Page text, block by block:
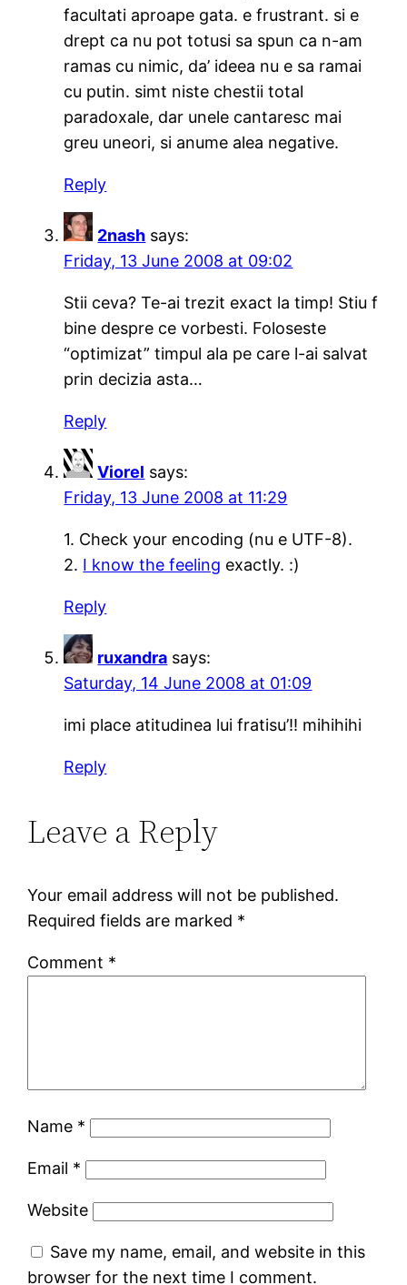
facultati aproape gata. e frustrant. si e
drept ca nu pot totusi sa spun ca n-am
ramas cu nimic, da’ ideea nu e sa ramai
cu putin. simt niste chestii total
paradoxale, dar unele cantaresc mai
greu uneori, si anume alea negative.
Reply
2nash says:
Friday, 13 June 2008 at 09:02
Stii ceva? Te-ai trezit exact la timp! Stiu f
bine despre ce vorbesti. Foloseste
“optimizat” timpul ala pe care l-ai salvat
prin decizia asta…
Reply
Viorel says:
Friday, 13 June 2008 at 11:29
1. Check your encoding (nu e UTF-8).
2. I know the feeling exactly. :)
Reply
ruxandra says:
Saturday, 14 June 2008 at 01:09
imi place atitudinea lui fratisu’!! mihihihi
Reply
Leave a Reply
Your email address will not be published.
Required fields are marked *
Comment *
Name *
Email *
Website
Save my name, email, and website in this
browser for the next time I comment.